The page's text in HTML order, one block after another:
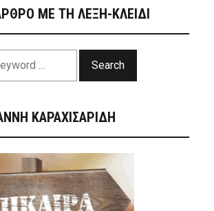
ΜΕ ΤΗ ΛΕΞΗ-ΚΛΕΙΔΙ
Search
ΚΑΡΑΧΙΣΑΡΙΔΗ